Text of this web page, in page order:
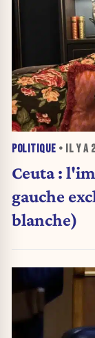
POLITIQUE • IL Y A
Ceuta :
gauche
blanche)